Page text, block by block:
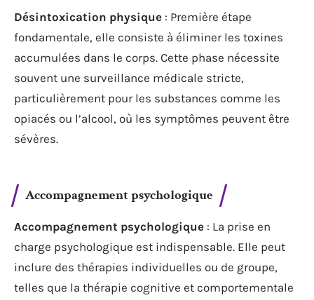
Désintoxication physique : Première étape
fondamentale, elle consiste à éliminer les toxines
accumulées dans le corps. Cette phase nécessite
souvent une surveillance médicale stricte,
particulièrement pour les substances comme les
opiacés ou l’alcool, où les symptômes peuvent être
sévères.
Accompagnement psychologique
Accompagnement psychologique : La prise en
charge psychologique est indispensable. Elle peut
inclure des thérapies individuelles ou de groupe,
telles que la thérapie cognitive et comportementale